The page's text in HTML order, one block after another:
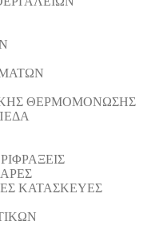
ΘΕΡΜΟΜΟΝΩΣΗΣ
ΚΑΤΑΣΚΕΥΕΣ